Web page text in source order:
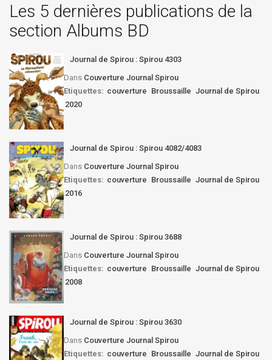
Les 5 dernières publications de la
section Albums BD
Journal de Spirou : Spirou 4303
Dans Couverture Journal Spirou
Etiquettes: couverture Broussaille Journal de Spirou
2020
Journal de Spirou : Spirou 4082/4083
Dans Couverture Journal Spirou
Etiquettes: couverture Broussaille Journal de Spirou
2016
Journal de Spirou : Spirou 3688
Dans Couverture Journal Spirou
Etiquettes: couverture Broussaille Journal de Spirou
2008
Journal de Spirou : Spirou 3630
Dans Couverture Journal Spirou
Etiquettes: couverture Broussaille Journal de Spirou